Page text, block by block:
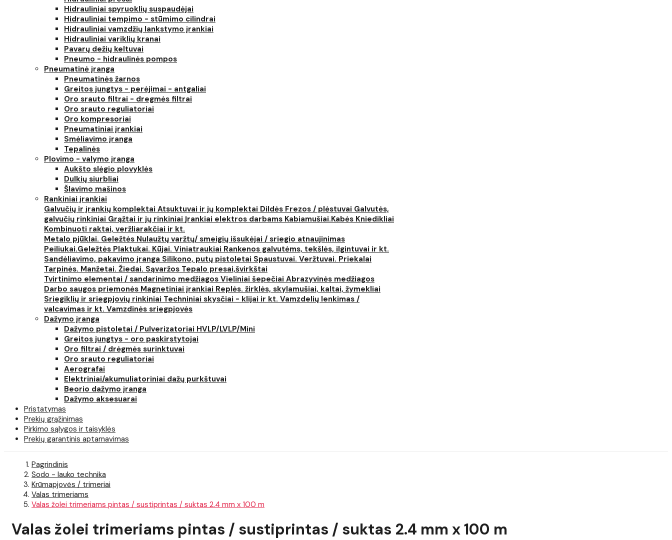
Hidrauliniai spyruoklių suspaudėjai
Hidrauliniai tempimo - stūmimo cilindrai
Hidrauliniai vamzdžių lankstymo įrankiai
Hidrauliniai variklių kranai
Pavarų dežių keltuvai
Pneumo - hidraulinės pompos
Pneumatinė įranga
Pneumatinės žarnos
Greitos jungtys - perėjimai - antgaliai
Oro srauto filtrai - dregmės filtrai
Oro srauto reguliatoriai
Oro kompresoriai
Pneumatiniai įrankiai
Smėliavimo įranga
Tepalinės
Plovimo - valymo įranga
Aukšto slėgio plovyklės
Dulkių siurbliai
Šlavimo mašinos
Rankiniai įrankiai
Galvučių ir įrankių komplektai Atsuktuvai ir jų komplektai Dildės Frezos / plėstuvai Galvutės,
galvučių rinkiniai Grąžtai ir jų rinkiniai Įrankiai elektros darbams Kabiamušiai.Kabės Kniedikliai
Kombinuoti raktai, veržliarakčiai ir kt.
Metalo pjūklai. Geležtės Nulaužtų varžtų/ smeigių išsukėjai / sriegio atnaujinimas
Peiliukai.Geležtės Plaktukai. Kūjai. Viniatraukiai Rankenos galvutėms, tekšlės, ilgintuvai ir kt.
Sandėliavimo, pakavimo įranga Silikono, putų pistoletai Spaustuvai. Veržtuvai. Priekalai
Tarpinės. Manžetai. Žiedai. Sąvaržos Tepalo presai,švirkštai
Tvirtinimo elementai / sandarinimo medžiagos Vieliniai šepečiai Abrazyvinės medžiagos
Darbo saugos priemonės Magnetiniai įrankiai Replės. žirklės, skylamušiai, kaltai, žymekliai
Sriegiklių ir sriegpjovių rinkiniai Techniniai skysčiai - klijai ir kt. Vamzdelių lenkimas /
valcavimas ir kt. Vamzdinės sriegpjovės
Dažymo įranga
Dažymo pistoletai / Pulverizatoriai HVLP/LVLP/Mini
Greitos jungtys - oro paskirstytojai
Oro filtrai / drėgmės surinktuvai
Oro srauto reguliatoriai
Aerografai
Elektriniai/akumuliatoriniai dažų purkštuvai
Beorio dažymo įranga
Dažymo aksesuarai
Pristatymas
Prekių grąžinimas
Pirkimo sąlygos ir taisyklės
Prekių garantinis aptarnavimas
Pagrindinis
Sodo - lauko technika
Krūmapjovės / trimeriai
Valas trimeriams
Valas žolei trimeriams pintas / sustiprintas / suktas 2.4 mm x 100 m
Valas žolei trimeriams pintas / sustiprintas / suktas 2.4 mm x 100 m